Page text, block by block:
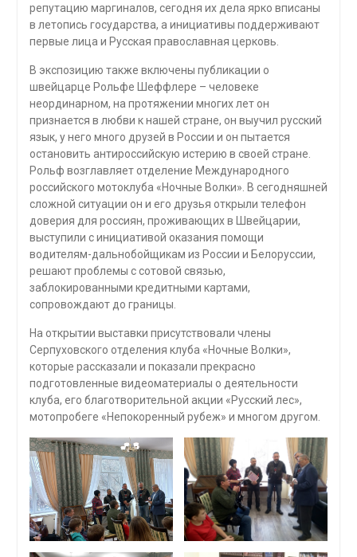
репутацию маргиналов, сегодня их дела ярко вписаны
в летопись государства, а инициативы поддерживают
первые лица и Русская православная церковь.
В экспозицию также включены публикации о
швейцарце Рольфе Шеффлере – человеке
неординарном, на протяжении многих лет он
признается в любви к нашей стране, он выучил русский
язык, у него много друзей в России и он пытается
остановить антироссийскую истерию в своей стране.
Рольф возглавляет отделение Международного
российского мотоклуба «Ночные Волки». В сегодняшней
сложной ситуации он и его друзья открыли телефон
доверия для россиян, проживающих в Швейцарии,
выступили с инициативой оказания помощи
водителям-дальнобойщикам из России и Белоруссии,
решают проблемы с сотовой связью,
заблокированными кредитными картами,
сопровождают до границы.
На открытии выставки присутствовали члены
Серпуховского отделения клуба «Ночные Волки»,
которые рассказали и показали прекрасно
подготовленные видеоматериалы о деятельности
клуба, его благотворительной акции «Русский лес»,
мотопробеге «Непокоренный рубеж» и многом другом.